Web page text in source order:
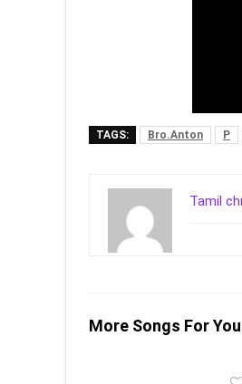
TAGS: Bro.Anton P
Tamil
More Songs For You